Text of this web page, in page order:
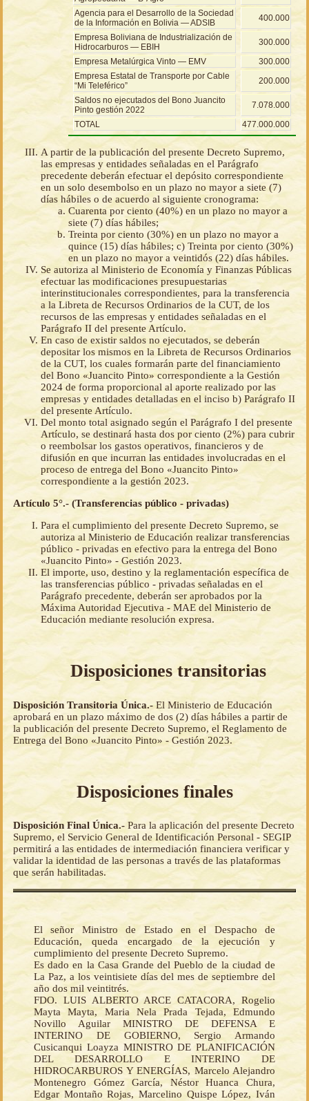
Agencia para el Desarrollo de la Sociedad
de la Información en Bolivia — ADSIB
400.000
Empresa Boliviana de Industrialización de
Hidrocarburos — EBIH
300.000
Empresa Metalúrgica Vinto — EMV
300.000
Empresa Estatal de Transporte por Cable
“Mi Teleférico”
200.000
Saldos no ejecutados del Bono Juancito
Pinto gestión 2022
7.078.000
TOTAL
477.000.000
A partir de la publicación del presente Decreto Supremo,
las empresas y entidades señaladas en el Parágrafo
precedente deberán efectuar el depósito correspondiente
en un solo desembolso en un plazo no mayor a siete (7)
días hábiles o de acuerdo al siguiente cronograma:
Cuarenta por ciento (40%) en un plazo no mayor a
siete (7) días hábiles;
Treinta por ciento (30%) en un plazo no mayor a
quince (15) días hábiles; c) Treinta por ciento (30%)
en un plazo no mayor a veintidós (22) días hábiles.
Se autoriza al Ministerio de Economía y Finanzas Públicas
efectuar las modificaciones presupuestarias
interinstitucionales correspondientes, para la transferencia
a la Libreta de Recursos Ordinarios de la CUT, de los
recursos de las empresas y entidades señaladas en el
Parágrafo II del presente Artículo.
En caso de existir saldos no ejecutados, se deberán
depositar los mismos en la Libreta de Recursos Ordinarios
de la CUT, los cuales formarán parte del financiamiento
del Bono «Juancito Pinto» correspondiente a la Gestión
2024 de forma proporcional al aporte realizado por las
empresas y entidades detalladas en el inciso b) Parágrafo II
del presente Artículo.
Del monto total asignado según el Parágrafo I del presente
Artículo, se destinará hasta dos por ciento (2%) para cubrir
o reembolsar los gastos operativos, financieros y de
difusión en que incurran las entidades involucradas en el
proceso de entrega del Bono «Juancito Pinto»
correspondiente a la gestión 2023.
Artículo 5°.- (Transferencias público - privadas)
Para el cumplimiento del presente Decreto Supremo, se
autoriza al Ministerio de Educación realizar transferencias
público - privadas en efectivo para la entrega del Bono
«Juancito Pinto» - Gestión 2023.
El importe, uso, destino y la reglamentación específica de
las transferencias público - privadas señaladas en el
Parágrafo precedente, deberán ser aprobados por la
Máxima Autoridad Ejecutiva - MAE del Ministerio de
Educación mediante resolución expresa.
Disposiciones transitorias
Disposición Transitoria Única.- El Ministerio de Educación
aprobará en un plazo máximo de dos (2) días hábiles a partir de
la publicación del presente Decreto Supremo, el Reglamento de
Entrega del Bono «Juancito Pinto» - Gestión 2023.
Disposiciones finales
Disposición Final Única.- Para la aplicación del presente Decreto
Supremo, el Servicio General de Identificación Personal - SEGIP
permitirá a las entidades de intermediación financiera verificar y
validar la identidad de las personas a través de las plataformas
que serán habilitadas.
El señor Ministro de Estado en el Despacho de
Educación, queda encargado de la ejecución y
cumplimiento del presente Decreto Supremo.
Es dado en la Casa Grande del Pueblo de la ciudad de
La Paz, a los veintisiete días del mes de septiembre del
año dos mil veintitrés.
FDO. LUIS ALBERTO ARCE CATACORA, Rogelio
Mayta Mayta, Maria Nela Prada Tejada, Edmundo
Novillo Aguilar MINISTRO DE DEFENSA E
INTERINO DE GOBIERNO, Sergio Armando
Cusicanqui Loayza MINISTRO DE PLANIFICACIÓN
DEL DESARROLLO E INTERINO DE
HIDROCARBUROS Y ENERGÍAS, Marcelo Alejandro
Montenegro Gómez García, Néstor Huanca Chura,
Edgar Montaño Rojas, Marcelino Quispe López, Iván